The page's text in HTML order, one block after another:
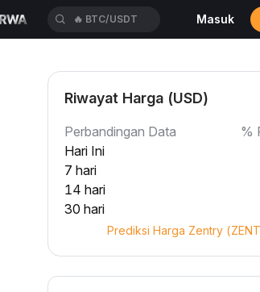
🔥 BTC/USDT Masuk
Riwayat Harga (USD)
Perbandingan Data
%
Hari Ini
7 hari
14 hari
30 hari
Prediksi Harga Zentry